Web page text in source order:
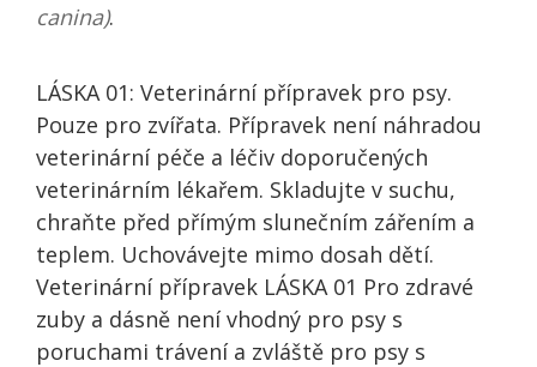
canina).
LÁSKA 01: Veterinární přípravek pro psy.
Pouze pro zvířata. Přípravek není náhradou
veterinární péče a léčiv doporučených
veterinárním lékařem. Skladujte v suchu,
chraňte před přímým slunečním zářením a
teplem. Uchovávejte mimo dosah dětí.
Veterinární přípravek LÁSKA 01 Pro zdravé
zuby a dásně není vhodný pro psy s
poruchami trávení a zvláště pro psy s